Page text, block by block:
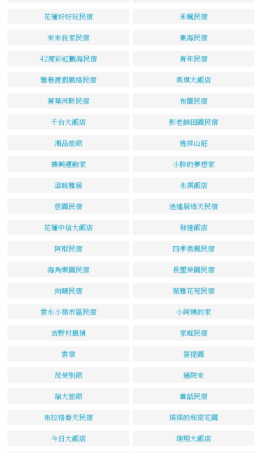
花蓮好好玩民宿 禾楓民宿
來來我家民宿 東海民宿
42度彩虹觀海民宿 青年民宿
雅巷渡假風格民宿 美琪大飯店
菁華河畔民宿 布閣民宿
千台大飯店 彭老師田園民宿
湘品旅館 逸祥山莊
德興運動家 小胖的夢想家
溫暖雅居 永祺飯店
慈園民宿 逍遙居透天民宿
花蓮中信大飯店 發達飯店
阿柑民宿 四季微風民宿
海角樂園民宿 長聖榮園民宿
向晴民宿 薇雅花苑民宿
雲水小築市區民宿 小阿姨的家
吉野村風情 家庭民宿
雲宿 菩提園
茂榮別館 過院來
福大旅館 童話民宿
布拉格春天民宿 瑛瑛的秘密花園
今日大飯店 瑞翔大飯店